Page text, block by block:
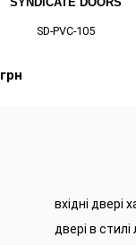
SYNDICATE DOORS
SD-PVC-105
грн
вхідні двері
двері в